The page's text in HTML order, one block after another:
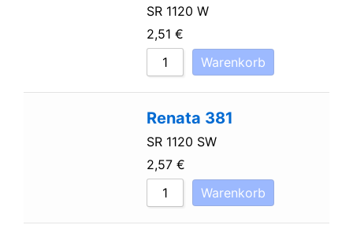
SR 1120 W
2,51 €
Warenkorb
Renata 381
SR 1120 SW
2,57 €
Warenkorb